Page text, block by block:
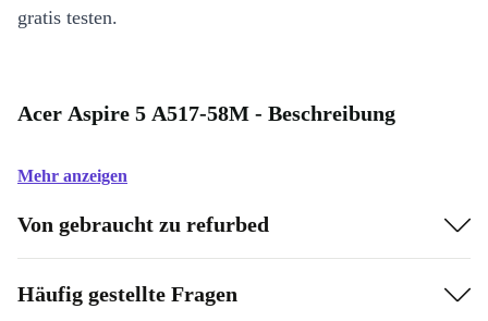
gratis testen.
Acer Aspire 5 A517-58M - Beschreibung
Mehr anzeigen
Von gebraucht zu refurbed
Häufig gestellte Fragen